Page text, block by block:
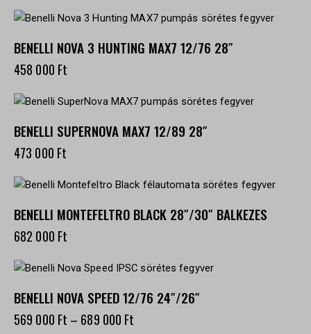
BENELLI NOVA 3 HUNTING MAX7 12/76 28″
458 000 Ft
BENELLI SUPERNOVA MAX7 12/89 28″
473 000 Ft
BENELLI MONTEFELTRO BLACK 28″/30″ BALKEZES
682 000 Ft
BENELLI NOVA SPEED 12/76 24″/26″
569 000 Ft – 689 000 Ft